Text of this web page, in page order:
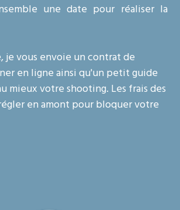
une date pour réaliser la
je vous envoie un contrat de
en ligne ainsi qu'un petit guide
mieux votre shooting. Les frais des
en amont pour bloquer votre